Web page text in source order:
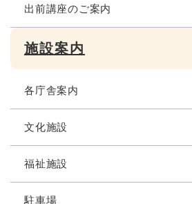
出前講座のご案内
施設案内
各庁舎案内
文化施設
福祉施設
駐車場